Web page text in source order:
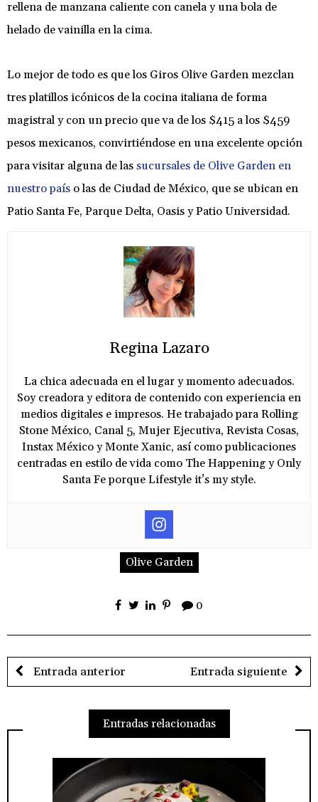
rellena de manzana caliente con canela y una bola de
helado de vainilla en la cima.
Lo mejor de todo es que los Giros Olive Garden mezclan
tres platillos icónicos de la cocina italiana de forma
magistral y con un precio que va de los $415 a los $459
pesos mexicanos, convirtiéndose en una excelente opción
para visitar alguna de las sucursales de Olive Garden en
nuestro país o las de Ciudad de México, que se ubican en
Patio Santa Fe, Parque Delta, Oasis y Patio Universidad.
Regina Lazaro
La chica adecuada en el lugar y momento adecuados.
Soy creadora y editora de contenido con experiencia en
medios digitales e impresos. He trabajado para Rolling
Stone México, Canal 5, Mujer Ejecutiva, Revista Cosas,
Instax México y Monte Xanic, así como publicaciones
centradas en estilo de vida como The Happening y Only
Santa Fe porque Lifestyle it’s my style.
Olive Garden
0
Entrada anterior Entrada siguiente
Entradas relacionadas